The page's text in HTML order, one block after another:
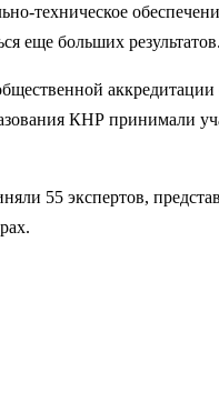
техническое
еще больших результатов.
КНР принимали
55 экспертов,